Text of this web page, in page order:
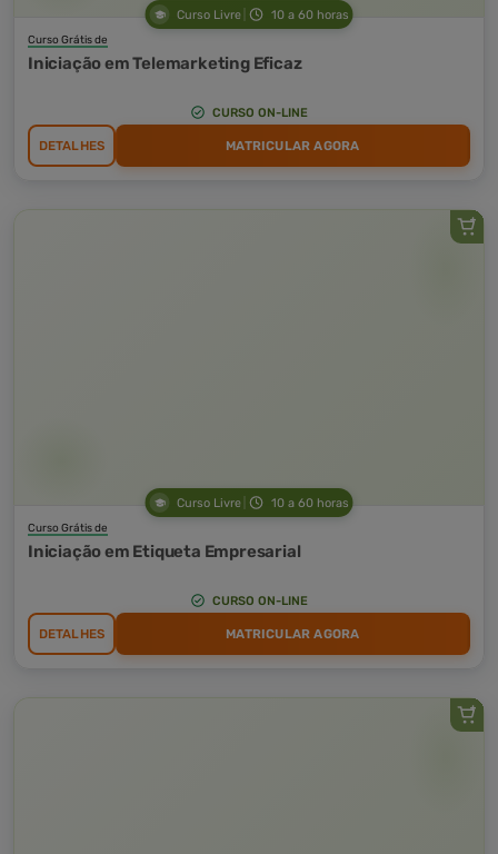
Curso Livre 10 a 60 horas
Curso Grátis de
Iniciação em Telemarketing Eficaz
CURSO ON-LINE
DETALHES MATRICULAR AGORA
Curso Livre 10 a 60 horas
Curso Grátis de
Iniciação em Etiqueta Empresarial
CURSO ON-LINE
DETALHES MATRICULAR AGORA